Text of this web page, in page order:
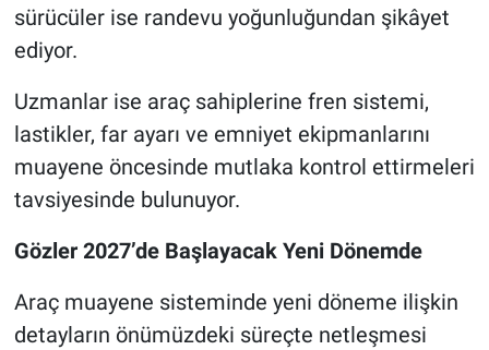
sürücüler ise randevu yoğunluğundan şikâyet
ediyor.
Uzmanlar ise araç sahiplerine fren sistemi,
lastikler, far ayarı ve emniyet ekipmanlarını
muayene öncesinde mutlaka kontrol ettirmeleri
tavsiyesinde bulunuyor.
Gözler 2027’de Başlayacak Yeni Dönemde
Araç muayene sisteminde yeni döneme ilişkin
detayların önümüzdeki süreçte netleşmesi